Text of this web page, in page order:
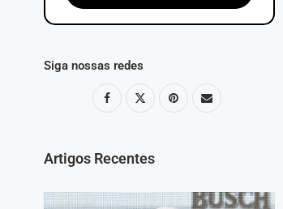
Siga nossas redes
Artigos Recentes